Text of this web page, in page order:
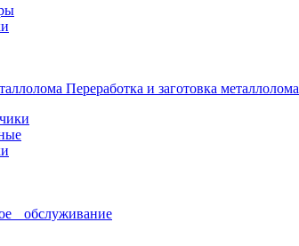
Переработка и заготовка металлолома
обслуживание